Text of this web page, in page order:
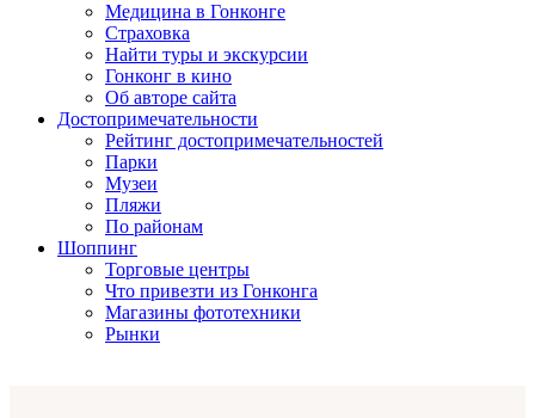
Медицина в Гонконге
Страховка
Найти туры и экскурсии
Гонконг в кино
Об авторе сайта
Достопримечательности
Рейтинг достопримечательностей
Парки
Музеи
Пляжи
По районам
Шоппинг
Торговые центры
Что привезти из Гонконга
Магазины фототехники
Рынки